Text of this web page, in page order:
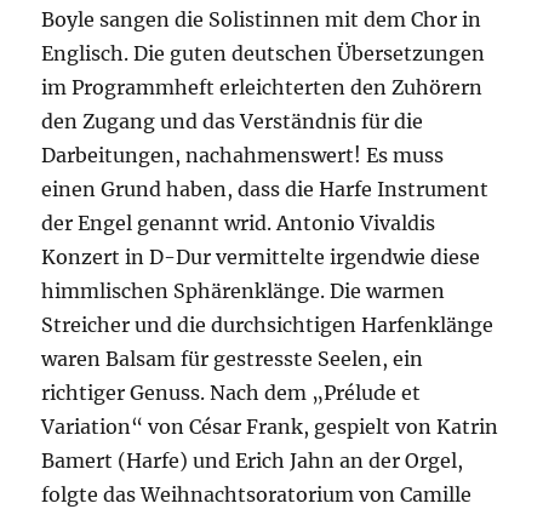
Boyle sangen die Solistinnen mit dem Chor in
Englisch. Die guten deutschen Übersetzungen
im Programmheft erleichterten den Zuhörern
den Zugang und das Verständnis für die
Darbeitungen, nachahmenswert! Es muss
einen Grund haben, dass die Harfe Instrument
der Engel genannt wrid. Antonio Vivaldis
Konzert in D-Dur vermittelte irgendwie diese
himmlischen Sphärenklänge. Die warmen
Streicher und die durchsichtigen Harfenklänge
waren Balsam für gestresste Seelen, ein
richtiger Genuss. Nach dem „Prélude et
Variation“ von César Frank, gespielt von Katrin
Bamert (Harfe) und Erich Jahn an der Orgel,
folgte das Weihnachtsoratorium von Camille